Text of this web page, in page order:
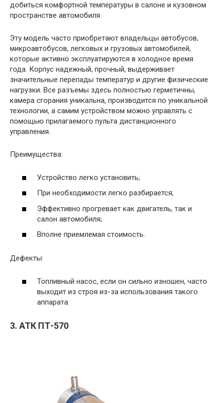
добиться комфортной температуры в салоне и кузовном
пространстве автомобиля.
Эту модель часто приобретают владельцы автобусов,
микроавтобусов, легковых и грузовых автомобилей,
которые активно эксплуатируются в холодное время
года. Корпус надежный, прочный, выдерживает
значительные перепады температур и другие физические
нагрузки. Все разъемы здесь полностью герметичны,
камера сгорания уникальна, производится по уникальной
технологии, а самим устройством можно управлять с
помощью прилагаемого пульта дистанционного
управления.
Преимущества:
Устройство легко установить;
При необходимости легко разбирается;
Эффективно прогревает как двигатель, так и
салон автомобиля;
Вполне приемлемая стоимость.
Дефекты:
Топливный насос, если он сильно изношен, часто
выходит из строя из-за использования такого
аппарата.
3. АТК ПТ-570